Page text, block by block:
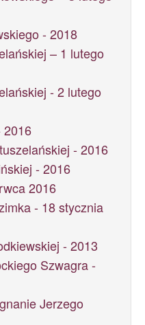
- 2018
– 1 lutego
- 2 lutego
2016
- 2016
- 2016
2016
- 18 stycznia
- 2013
Szwagra -
Jerzego